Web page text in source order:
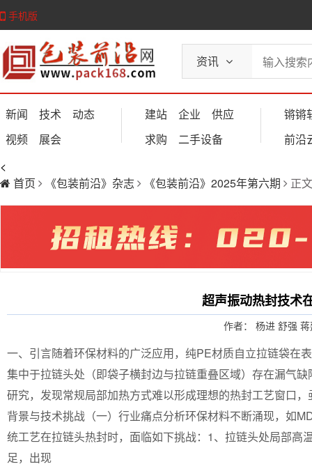
手机版
资讯
新闻 技术
动态
视频
展会
建站 企业
供应
求购
二手设备
锵锵
前沿
<
首页
《包装前沿》杂志 《包装前沿》2025年第六期 正文
超声振动热封技术
作者： 杨进 舒强
一、引言随着环保材料的广泛应用，纯PE材质自立拉链袋在
集中于拉链头处（即袋子横封边与拉链重叠区域）存在漏气
研究，发现常规局部加热方式难以形成理想的热封工艺窗口
背景与技术挑战（一）行业痛点分析环保材料不断涌现，如
统工艺在拉链头热封时，面临如下挑战：1、拉链头处局部
足，出现